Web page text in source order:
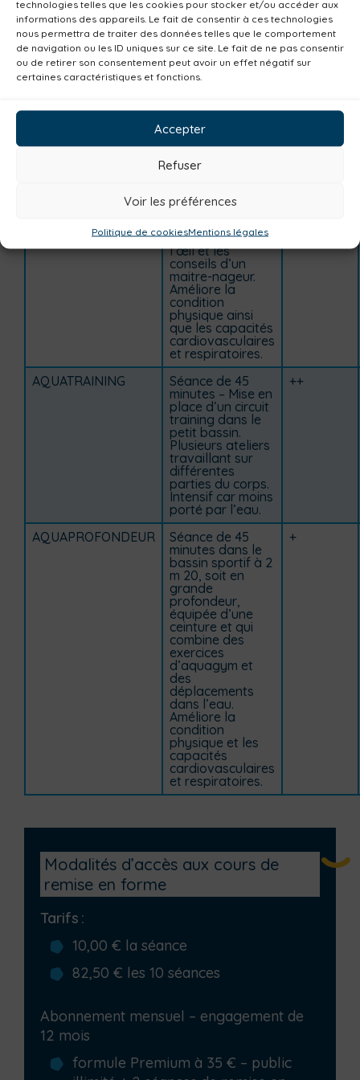
technologies telles que les cookies pour stocker et/ou accéder aux
informations des appareils. Le fait de consentir à ces technologies
nous permettra de traiter des données telles que le comportement
de navigation ou les ID uniques sur ce site. Le fait de ne pas consentir
ou de retirer son consentement peut avoir un effet négatif sur
certaines caractéristiques et fonctions.
Accepter
Refuser
Voir les préférences
Politique de cookiesMentions légales
minutes.
Amélioration des
capacités
cardiovasculaires
et respiratoires.
Travail sur les
jambes ainsi que
le dos selon
réservation.
Séance de 45
minutes – Mise à
d’outils de fitness
dans le bassin
extérieur
(nordique), sous
l’œil et les
conseils d’un
maitre-nageur.
Améliore la
condition
physique ainsi
que les capacités
cardiovasculaires
et respiratoires.
AQUATRAINING
Séance de 45
minutes – Mise en
place d’un circuit
training dans le
petit bassin.
Plusieurs ateliers
travaillant sur
différentes
parties du corps.
Intensif car moins
porté par l’eau.
++
AQUAPROFONDEUR
Séance de 45
minutes dans le
bassin sportif à 2
m 20, soit en
grande
profondeur,
équipée d’une
ceinture et qui
combine des
exercices
d’aquagym et
des
déplacements
dans l’eau.
Améliore la
condition
physique et les
capacités
cardiovasculaires
et respiratoires.
+
Modalités d’accès aux cours de
remise en forme
Tarifs :
10,00 € la séance
82,50 € les 10 séances
Abonnement mensuel – engagement de
12 mois
formule Premium à 35 € – public